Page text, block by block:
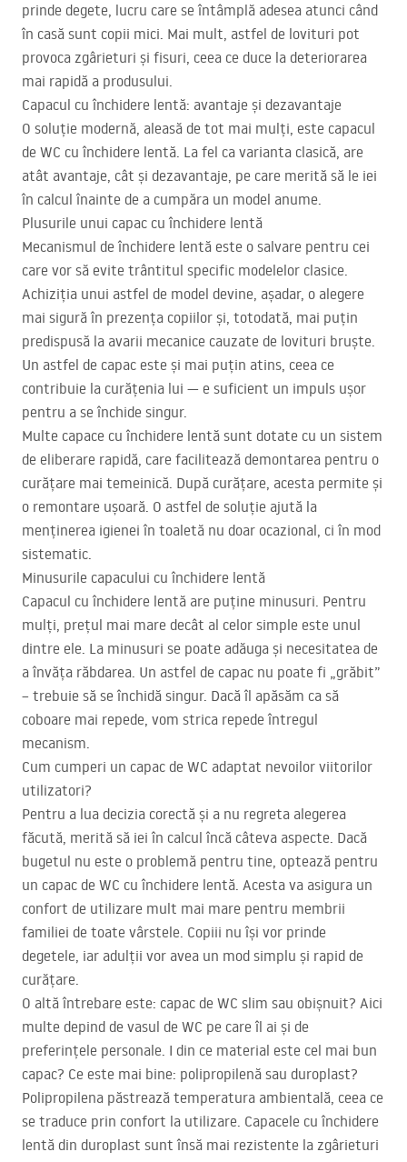
prinde degete, lucru care se întâmplă adesea atunci când
în casă sunt copii mici. Mai mult, astfel de lovituri pot
provoca zgârieturi și fisuri, ceea ce duce la deteriorarea
mai rapidă a produsului.
Capacul cu închidere lentă: avantaje și dezavantaje
O soluție modernă, aleasă de tot mai mulți, este capacul
de WC cu închidere lentă. La fel ca varianta clasică, are
atât avantaje, cât și dezavantaje, pe care merită să le iei
în calcul înainte de a cumpăra un model anume.
Plusurile unui capac cu închidere lentă
Mecanismul de închidere lentă este o salvare pentru cei
care vor să evite trântitul specific modelelor clasice.
Achiziția unui astfel de model devine, așadar, o alegere
mai sigură în prezența copiilor și, totodată, mai puțin
predispusă la avarii mecanice cauzate de lovituri bruște.
Un astfel de capac este și mai puțin atins, ceea ce
contribuie la curățenia lui — e suficient un impuls ușor
pentru a se închide singur.
Multe capace cu închidere lentă sunt dotate cu un sistem
de eliberare rapidă, care facilitează demontarea pentru o
curățare mai temeinică. După curățare, acesta permite și
o remontare ușoară. O astfel de soluție ajută la
menținerea igienei în toaletă nu doar ocazional, ci în mod
sistematic.
Minusurile capacului cu închidere lentă
Capacul cu închidere lentă are puține minusuri. Pentru
mulți, prețul mai mare decât al celor simple este unul
dintre ele. La minusuri se poate adăuga și necesitatea de
a învăța răbdarea. Un astfel de capac nu poate fi „grăbit”
– trebuie să se închidă singur. Dacă îl apăsăm ca să
coboare mai repede, vom strica repede întregul
mecanism.
Cum cumperi un capac de WC adaptat nevoilor viitorilor
utilizatori?
Pentru a lua decizia corectă și a nu regreta alegerea
făcută, merită să iei în calcul încă câteva aspecte. Dacă
bugetul nu este o problemă pentru tine, optează pentru
un capac de WC cu închidere lentă. Acesta va asigura un
confort de utilizare mult mai mare pentru membrii
familiei de toate vârstele. Copiii nu își vor prinde
degetele, iar adulții vor avea un mod simplu și rapid de
curățare.
O altă întrebare este: capac de WC slim sau obișnuit? Aici
multe depind de vasul de WC pe care îl ai și de
preferințele personale. I din ce material este cel mai bun
capac? Ce este mai bine: polipropilenă sau duroplast?
Polipropilena păstrează temperatura ambientală, ceea ce
se traduce prin confort la utilizare. Capacele cu închidere
lentă din duroplast sunt însă mai rezistente la zgârieturi